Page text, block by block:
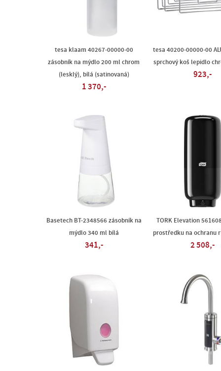
tesa klaam 40267-00000-00
zásobník na mýdlo 200 ml chrom
(lesklý), bílá (satinovaná)
1 370,-
tesa 40200-00000-00
sprchový koš lepidlo
923,-
Basetech BT-2348566 zásobník na
mýdlo 340 ml bílá
341,-
TORK Elevation
prostředku na ochranu
2 508,-